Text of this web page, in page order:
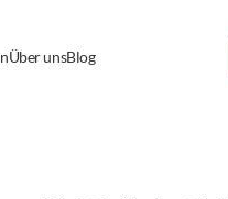
Über unsBlog